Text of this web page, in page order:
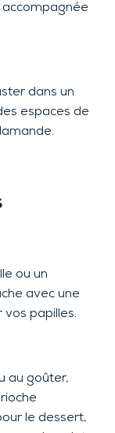
dans un
espaces de
ou un
avec une
papilles.
au goûter,
le dessert,